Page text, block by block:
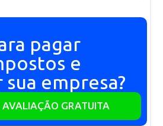
pagar
e
empresa?
AVALIAÇÃO GRATUITA